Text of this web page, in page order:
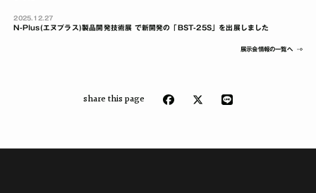
2025.12.27
N-Plus(エヌプラス)製品開発技術展 で新開発の「BST-25S」を出展しました
展示会情報の一覧へ
share this page